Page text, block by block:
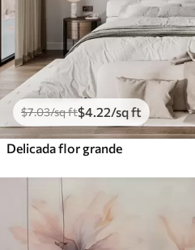
$7.03/sq ft$4 .22/sq ft
Delicada flor grande